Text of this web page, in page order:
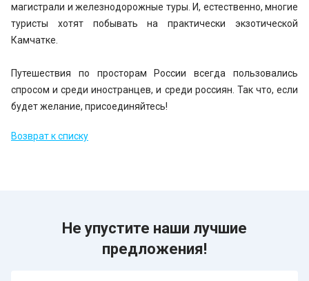
магистрали и железнодорожные туры. И, естественно, многие
туристы хотят побывать на практически экзотической
Камчатке.
Путешествия по просторам России всегда пользовались
спросом и среди иностранцев, и среди россиян. Так что, если
будет желание, присоединяйтесь!
Возврат к списку
Не упустите наши лучшие
предложения!